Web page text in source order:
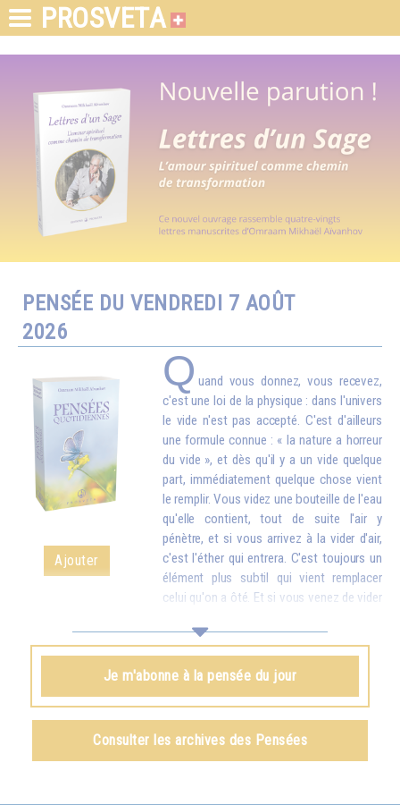
PROSVETA
PENSÉE DU VENDREDI 7 AOÛT
2026
Ajouter
Q uand vous donnez, vous recevez,
c'est une loi de la physique : dans l'univers
le vide n'est pas accepté. C'est d'ailleurs
une formule connue : « la nature a horreur
du vide », et dès qu'il y a un vide quelque
part, immédiatement quelque chose vient
le remplir. Vous videz une bouteille de l'eau
qu'elle contient, tout de suite l'air y
pénètre, et si vous arrivez à la vider d'air,
c'est l'éther qui entrera. C'est toujours un
élément plus subtil qui vient remplacer
celui qu'on a ôté. Et si vous venez de vider
les créatures, quelque chose d'en haut arrive tout de suite pour vous
remplir.
Omraam Mikhaël Aïvanhov
Voir le livreCréation artistique et création spirituelle,
Je m'abonne à la pensée du jour
Consulter les archives des Pensées